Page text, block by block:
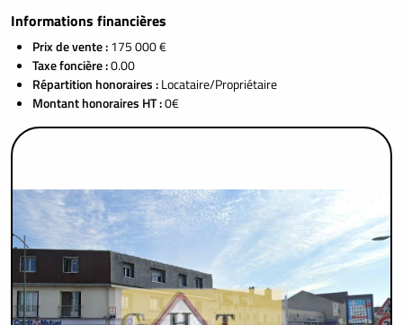
Informations financières
Prix de vente :175 000 €
Taxe foncière :0.00
Répartition honoraires :Locataire/Propriétaire
Montant honoraires HT :0€